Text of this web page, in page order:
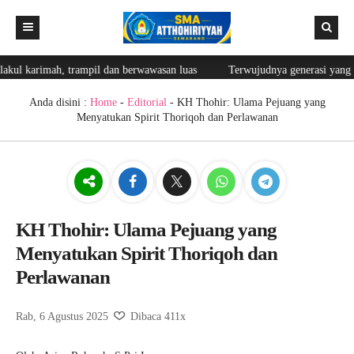
Beranda
Berita
Ekskul
Lainnya
Galeri
Login
dan berwawasan luas Terwujudnya generasi yang bertaqwa,
Anda disini : Home- Editorial- KH Thohir: Ulama Pejuang yang
Menyatukan Spirit Thoriqoh dan Perlawanan
KH Thohir: Ulama Pejuang yang
Menyatukan Spirit Thoriqoh dan
Perlawanan
Rab, 6 Agustus 2025 Dibaca 411x